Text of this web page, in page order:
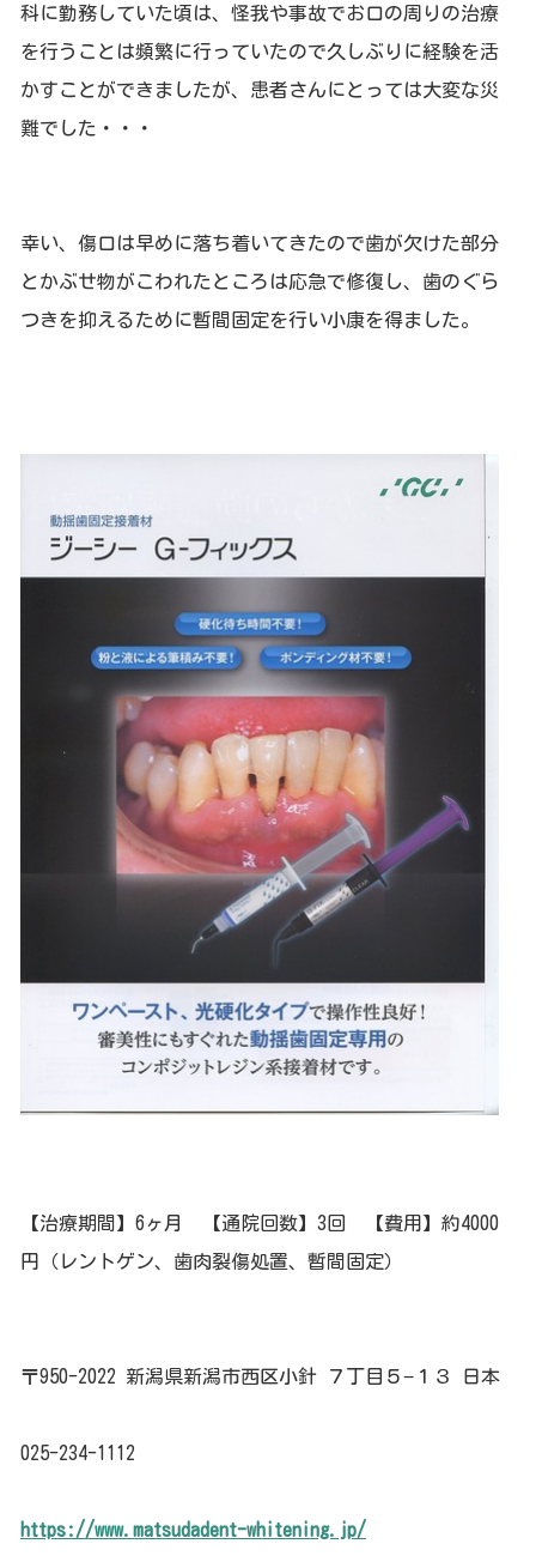
科に勤務していた頃は、怪我や事故でお口の周りの治療
を行うことは頻繁に行っていたので久しぶりに経験を活
かすことができましたが、患者さんにとっては大変な災
難でした・・・
幸い、傷口は早めに落ち着いてきたので歯が欠けた部分
とかぶせ物がこわれたところは応急で修復し、歯のぐら
つきを抑えるために暫間固定を行い小康を得ました。
【治療期間】6ヶ月 【通院回数】3回 【費用】約4000
円（レントゲン、歯肉裂傷処置、暫間固定）
〒950-2022 新潟県新潟市西区小針 ７丁目５−１３ 日本
025-234-1112
https://www.matsudadent-whitening.jp/